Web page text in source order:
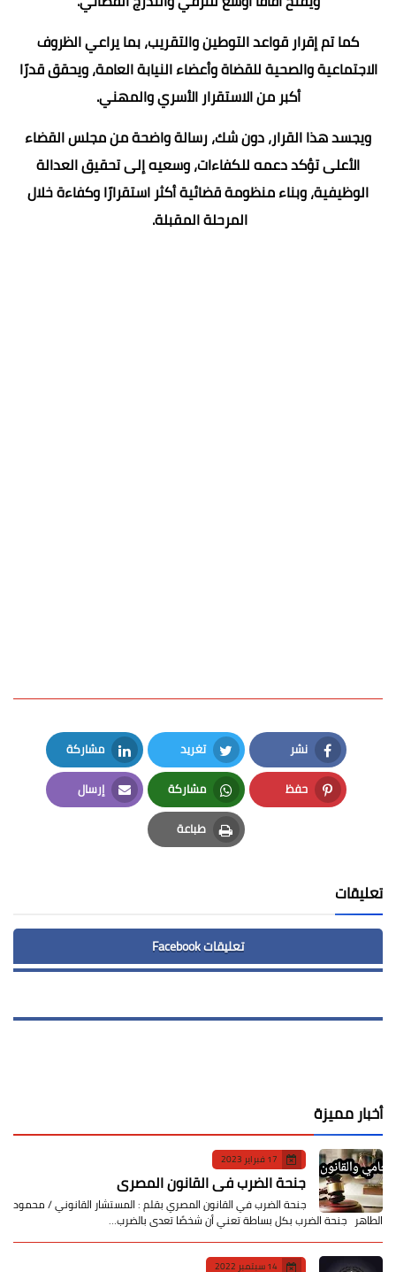
كما تم إقرار قواعد التوطين والتقريب، بما يراعي الظروف
الاجتماعية والصحية للقضاة وأعضاء النيابة العامة، ويحقق قدرًا
أكبر من الاستقرار الأسري والمهني.
ويجسد هذا القرار، دون شك، رسالة واضحة من مجلس القضاء
الأعلى تؤكد دعمه للكفاءات، وسعيه إلى تحقيق العدالة
الوظيفية، وبناء منظومة قضائية أكثر استقرارًا وكفاءة خلال
المرحلة المقبلة.
نشر
Facebook
تغريد
Twitter
مشاركة
LinkedIn
حفظ
Pinterest
مشاركة
Whatsapp
إرسال
Email
طباعة
Print
تعليقات
تعليقات Facebook
أخبار مميزة
17 فبراير 2023
جنحة الضرب في القانون المصري
جنحة الضرب في القانون المصري بقلم : المستشار القانوني / محمود
الطاهر جنحة الضرب بكل بساطة تعني أن شخصًا تعدى بالضرب…
14 سبتمبر 2022